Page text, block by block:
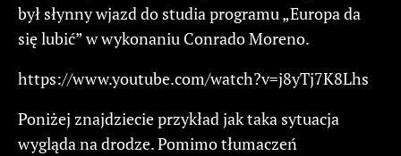
był słynny wjazd do studia programu „Europa da
się lubić” w wykonaniu Conrado Moreno.
https://www.youtube.com/watch?v=j8yTj7K8Lhs
Poniżej znajdziecie przykład jak taka sytuacja
wygląda na drodze. Pomimo tłumaczeń